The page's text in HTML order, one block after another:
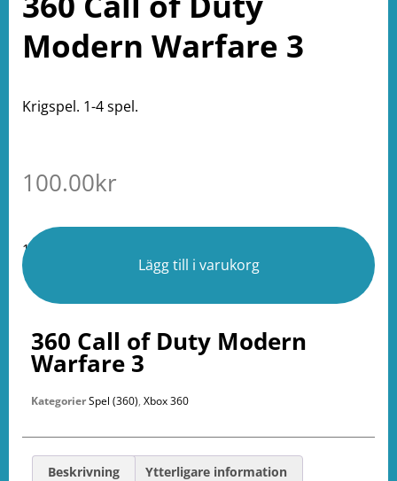
Modern Warfare 3
Krigspel. 1-4 spel.
100.00kr
1 i lager
Lägg till i varukorg
360 Call of Duty Modern
Warfare 3
KategorierSpel (360), Xbox 360
Beskrivning Ytterligare information